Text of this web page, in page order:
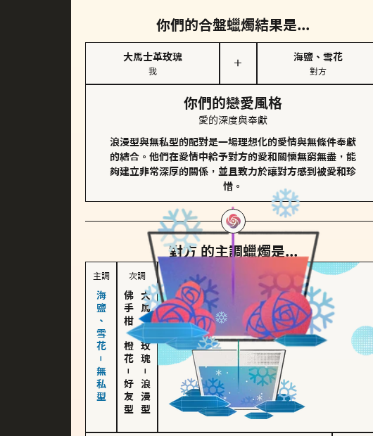
你們的合盤蠟燭結果是...
大馬士革玫瑰
我
＋
海鹽、雪花
對方
你們的戀愛風格
愛的深度與奉獻
浪漫型與無私型的配對是一場理想化的愛情與無條件奉獻
的結合。他們在愛情中給予對方的愛和關懷無窮無盡，能
夠建立非常深厚的關係，並且致力於讓對方感到被愛和珍
惜。
對方 的主調蠟燭是...
主調
海鹽、雪花－無私型
次調
佛手柑、橙花
－
好友型
大馬士革玫瑰
－
浪漫型